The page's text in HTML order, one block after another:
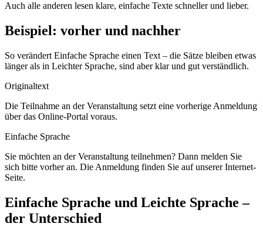
Auch alle anderen lesen klare, einfache Texte schneller und lieber.
Beispiel: vorher und nachher
So verändert Einfache Sprache einen Text – die Sätze bleiben etwas
länger als in Leichter Sprache, sind aber klar und gut verständlich.
Originaltext
Die Teilnahme an der Veranstaltung setzt eine vorherige Anmeldung
über das Online-Portal voraus.
Einfache Sprache
Sie möchten an der Veranstaltung teilnehmen? Dann melden Sie
sich bitte vorher an. Die Anmeldung finden Sie auf unserer Internet-
Seite.
Einfache Sprache und Leichte Sprache –
der Unterschied